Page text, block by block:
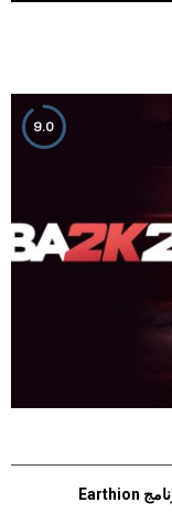
9.0
آيسر تكشف عن أهمّ محطّات برنامج Earthion